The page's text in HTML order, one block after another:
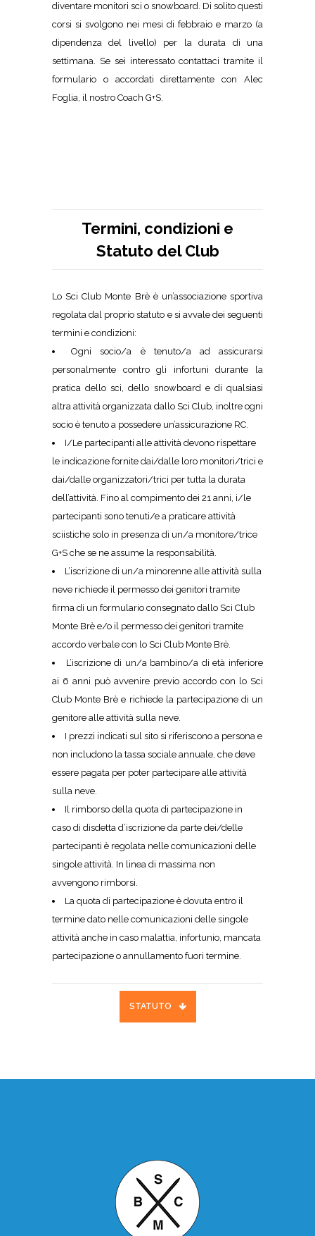
diventare monitori sci o snowboard. Di solito questi
corsi si svolgono nei mesi di febbraio e marzo (a
dipendenza del livello) per la durata di una
settimana. Se sei interessato contattaci tramite il
formulario o accordati direttamente con Alec
Foglia, il nostro Coach G+S.
Termini, condizioni e
Statuto del Club
Lo Sci Club Monte Brè è un’associazione sportiva
regolata dal proprio statuto e si avvale dei seguenti
termini e condizioni:
Ogni socio/a è tenuto/a ad assicurarsi
personalmente contro gli infortuni durante la
pratica dello sci, dello snowboard e di qualsiasi
altra attività organizzata dallo Sci Club, inoltre ogni
socio è tenuto a possedere un’assicurazione RC.
I/Le partecipanti alle attività devono rispettare
le indicazione fornite dai/dalle loro monitori/trici e
dai/dalle organizzatori/trici per tutta la durata
dell’attività. Fino al compimento dei 21 anni, i/le
partecipanti sono tenuti/e a praticare attività
sciistiche solo in presenza di un/a monitore/trice
G+S che se ne assume la responsabilità.
L’iscrizione di un/a minorenne alle attività sulla
neve richiede il permesso dei genitori tramite
firma di un formulario consegnato dallo Sci Club
Monte Brè e/o il permesso dei genitori tramite
accordo verbale con lo Sci Club Monte Brè.
L’iscrizione di un/a bambino/a di età inferiore
ai 6 anni può avvenire previo accordo con lo Sci
Club Monte Brè e richiede la partecipazione di un
genitore alle attività sulla neve.
I prezzi indicati sul sito si riferiscono a persona e
non includono la tassa sociale annuale, che deve
essere pagata per poter partecipare alle attività
sulla neve.
Il rimborso della quota di partecipazione in
caso di disdetta d’iscrizione da parte dei/delle
partecipanti è regolata nelle comunicazioni delle
singole attività. In linea di massima non
avvengono rimborsi.
La quota di partecipazione è dovuta entro il
termine dato nelle comunicazioni delle singole
attività anche in caso malattia, infortunio, mancata
partecipazione o annullamento fuori termine.
STATUTO